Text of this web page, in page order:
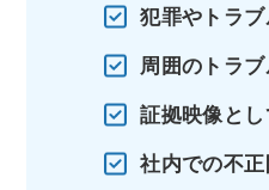
犯罪やトラ
周囲のトラ
証拠映像とし
社内での不正